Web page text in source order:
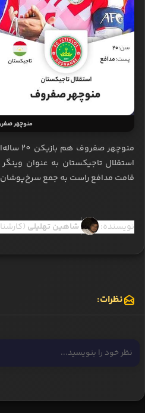
منوچهر
استقلال تاجیکستان به عنوان
قامت مدافع راست به جمع
نویسنده: شاهین تهلیلی
نظرات: